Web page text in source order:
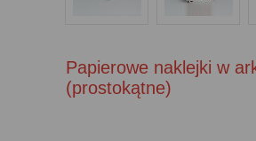
Papierowe naklejki w
(prostokątne)